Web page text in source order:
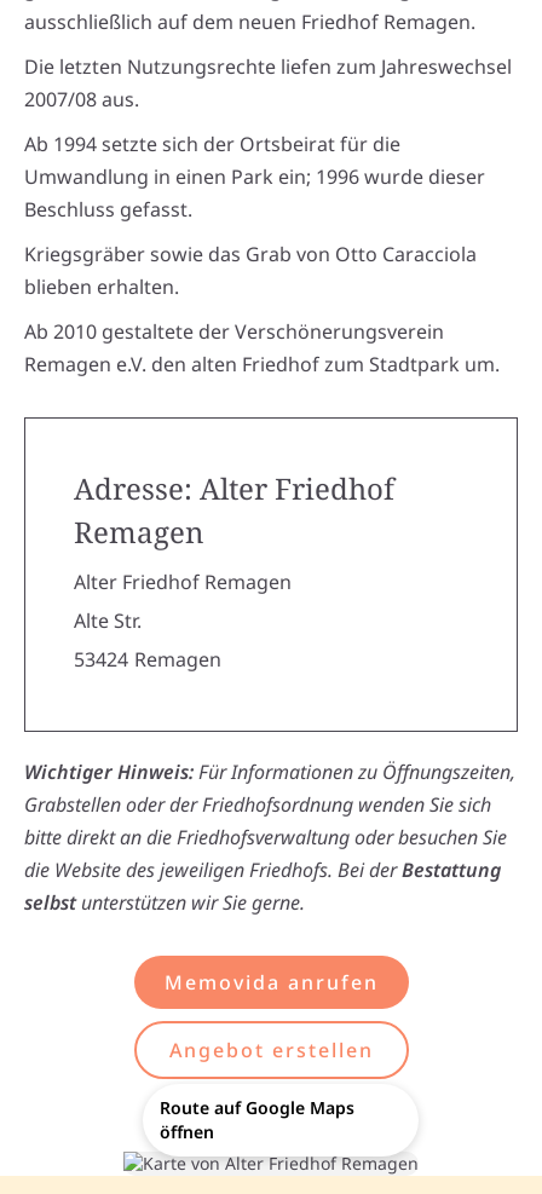
ausschließlich auf dem neuen Friedhof Remagen.
Die letzten Nutzungsrechte liefen zum Jahreswechsel
2007/08 aus.
Ab 1994 setzte sich der Ortsbeirat für die
Umwandlung in einen Park ein; 1996 wurde dieser
Beschluss gefasst.
Kriegsgräber sowie das Grab von Otto Caracciola
blieben erhalten.
Ab 2010 gestaltete der Verschönerungsverein
Remagen e.V. den alten Friedhof zum Stadtpark um.
Adresse: Alter Friedhof
Remagen
Alter Friedhof Remagen
Alte Str.
53424 Remagen
Wichtiger Hinweis:Für Informationen zu Öffnungszeiten,
Grabstellen oder der Friedhofsordnung wenden Sie sich
bitte direkt an die Friedhofsverwaltung oder besuchen Sie
die Website des jeweiligen Friedhofs. Bei derBestattung
selbstunterstützen wir Sie gerne.
Memovida anrufen
Angebot erstellen
Route auf Google Maps
öffnen